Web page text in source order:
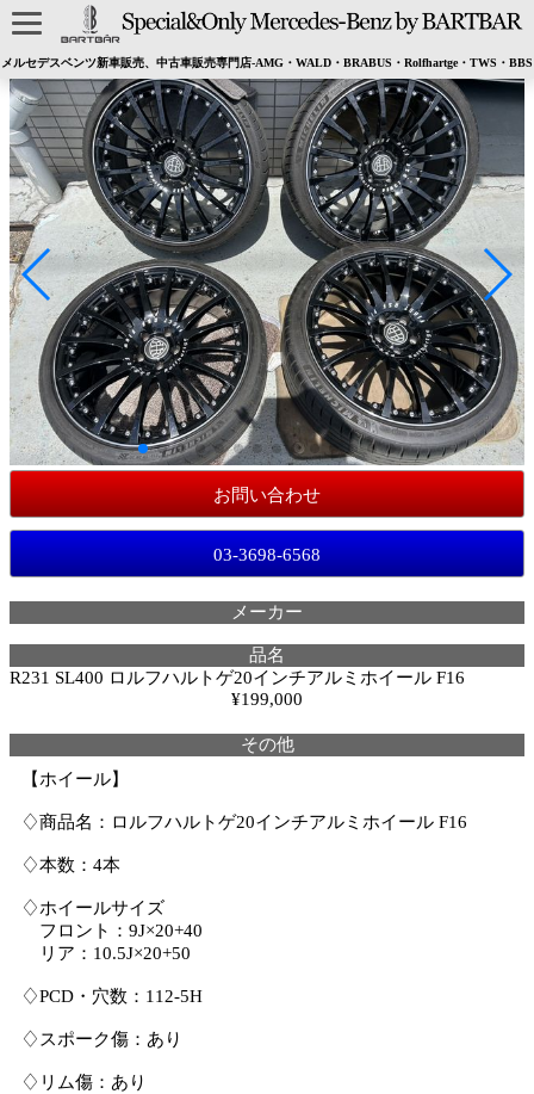
メルセデスベンツ新車販売、中古車販売専門店-AMG・WALD・BRABUS・Rolfhartge・TWS・BBS
お問い合わせ
03-3698-6568
メーカー
品名
R231 SL400 ロルフハルトゲ20インチアルミホイール F16
¥199,000
その他
【ホイール】
♢商品名：ロルフハルトゲ20インチアルミホイール F16
♢本数：4本
♢ホイールサイズ
フロント：9J×20+40
リア：10.5J×20+50
♢PCD・穴数：112-5H
♢スポーク傷：あり
♢リム傷：あり